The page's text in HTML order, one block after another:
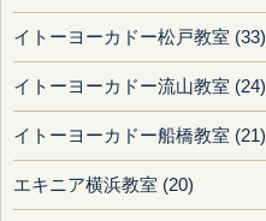
イトーヨーカドー松戸教室 (33)
イトーヨーカドー流山教室 (24)
イトーヨーカドー船橋教室 (21)
エキニア横浜教室 (20)